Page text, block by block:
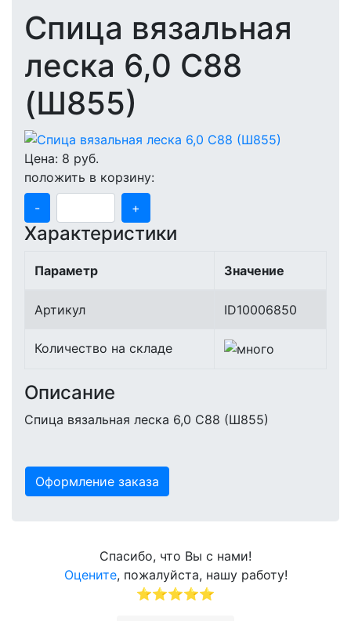
Спица вязальная
леска 6,0 С88
(Ш855)
Цена: 8 руб.
положить в корзину:
-
+
Характеристики
Параметр Значение
Артикул ID10006850
Количество на складе
Описание
Спица вязальная леска 6,0 С88 (Ш855)
Оформление заказа
Спасибо, что Вы с нами!
Оцените, пожалуйста, нашу работу!
⭐⭐⭐⭐⭐